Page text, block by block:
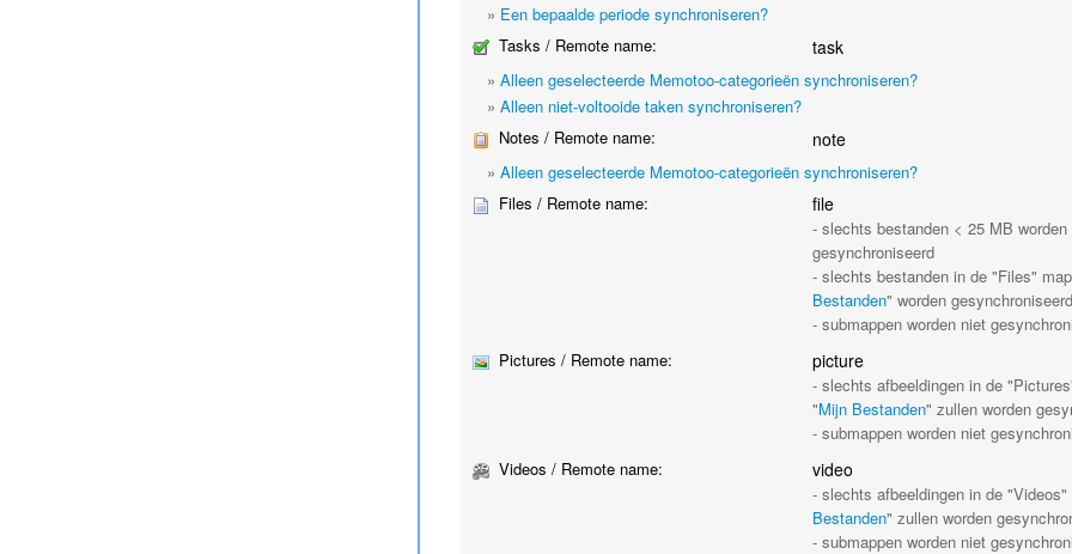
» Een bepaalde periode synchroniseren?
Tasks / Remote name:
task
»Alleen geselecteerde Memotoo-categorieën synchroniseren?
»Alleen niet-voltooide taken synchroniseren?
Notes / Remote name:
note
»Alleen geselecteerde Memotoo-categorieën synchroniseren?
Files / Remote name:
file
- slechts bestanden < 25 MB worden
gesynchroniseerd
- slechts bestanden in de "Files"
Bestanden" worden gesynchroniseerd
- submappen worden niet
Pictures / Remote name:
picture
- slechts afbeeldingen in de
"Mijn Bestanden" zullen worden
- submappen worden niet
Videos / Remote name:
video
- slechts afbeeldingen in de
Bestanden" zullen worden
- submappen worden niet